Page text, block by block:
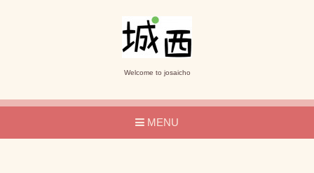
Welcome to josaicho
MENU